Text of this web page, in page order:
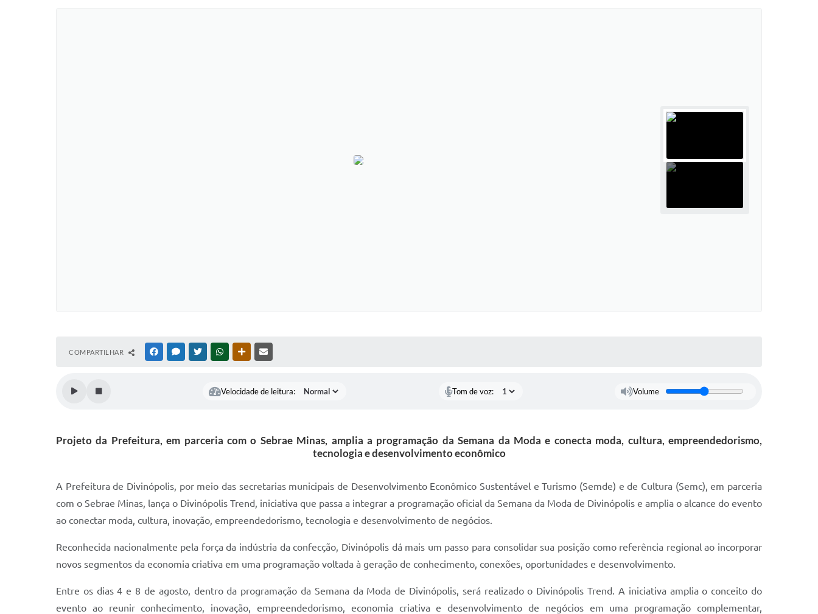
COMPARTILHAR FACEBOOKMESSENGER
TWITTERWHATSAPPOUTRAS MÍDIAS
Velocidade de leitura: Tom de voz: Volume
Projeto da Prefeitura, em parceria com o Sebrae Minas, amplia a programação da Semana da Moda e conecta moda, cultura, empreendedorismo,
tecnologia e desenvolvimento econômico
A Prefeitura de Divinópolis, por meio das secretarias municipais de Desenvolvimento Econômico Sustentável e Turismo (Semde) e de Cultura (Semc), em parceria
com o Sebrae Minas, lança o Divinópolis Trend, iniciativa que passa a integrar a programação oficial da Semana da Moda de Divinópolis e amplia o alcance do evento
ao conectar moda, cultura, inovação, empreendedorismo, tecnologia e desenvolvimento de negócios.
Reconhecida nacionalmente pela força da indústria da confecção, Divinópolis dá mais um passo para consolidar sua posição como referência regional ao incorporar
novos segmentos da economia criativa em uma programação voltada à geração de conhecimento, conexões, oportunidades e desenvolvimento.
Entre os dias 4 e 8 de agosto, dentro da programação da Semana da Moda de Divinópolis, será realizado o Divinópolis Trend. A iniciativa amplia o conceito do
evento ao reunir conhecimento, inovação, empreendedorismo, economia criativa e desenvolvimento de negócios em uma programação complementar,